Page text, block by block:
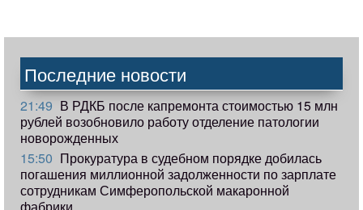
Последние новости
21:49 В РДКБ после капремонта стоимостью 15 млн
рублей возобновило работу отделение патологии
новорожденных
15:50 Прокуратура в судебном порядке добилась
погашения миллионной задолженности по зарплате
сотрудникам Симферопольской макаронной